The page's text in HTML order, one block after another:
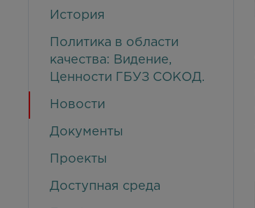
История
Политика в области
качества: Видение,
Ценности ГБУЗ СОКОД.
Новости
Документы
Проекты
Доступная среда